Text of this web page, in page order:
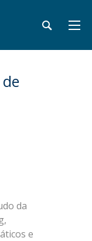
da
e